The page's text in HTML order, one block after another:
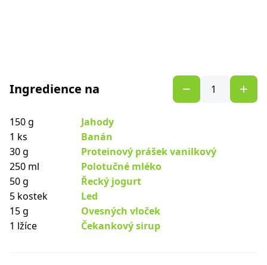
Ingredience na
150 g
Jahody
1 ks
Banán
30 g
Proteinový prášek vanilkový
250 ml
Polotučné mléko
50 g
Řecký jogurt
5 kostek
Led
15 g
Ovesných vloček
1 lžíce
Čekankový sirup